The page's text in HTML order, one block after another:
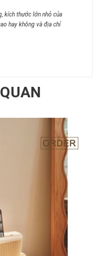
kích thước lớn nhỏ của
hay không và địa chỉ